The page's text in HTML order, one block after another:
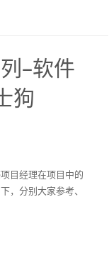
–软件
狗
目经理在项目中的
，分别大家参考、